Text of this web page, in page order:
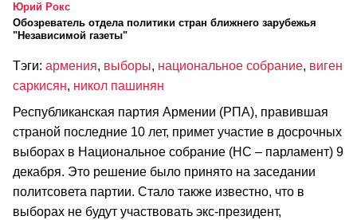
Юрий Рокс
Обозреватель отдела политики стран ближнего зарубежья
"Независимой газеты"
Тэги: армения, выборы, национальное собрание, виген
саркисян, никол пашинян
Республиканская партия Армении (РПА), правившая
страной последние 10 лет, примет участие в досрочных
выборах в Национальное собрание (НС – парламент) 9
декабря. Это решение было принято на заседании
политсовета партии. Стало также известно, что в
выборах не будут участвовать экс-президент,